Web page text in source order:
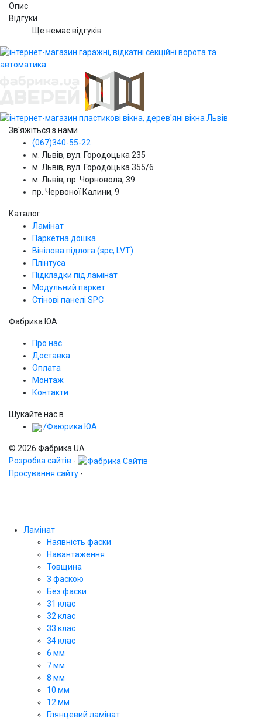
Опис
Відгуки
Ще немає відгуків
Зв'яжіться з нами
(067)340-55-22
м. Львів, вул. Городоцька 235
м. Львів, вул. Городоцька 355/6
м. Львів, пр. Чорновола, 39
пр. Червоної Калини, 9
Каталог
Ламінат
Паркетна дошка
Вінілова підлога (spc, LVT)
Плінтуса
Підкладки під ламінат
Модульний паркет
Стінові панелі SPС
Фабрика.ЮА
Про нас
Доставка
Оплата
Монтаж
Контакти
Шукайте нас в
/Фаюрика.ЮА
© 2026 Фабрика.UA
Розробка сайтів -
Просування сайту -
Ламінат
Наявність фаски
Навантаження
Товщина
З фаскою
Без фаски
31 клас
32 клас
33 клас
34 клас
6 мм
7 мм
8 мм
10 мм
12 мм
Глянцевий ламінат